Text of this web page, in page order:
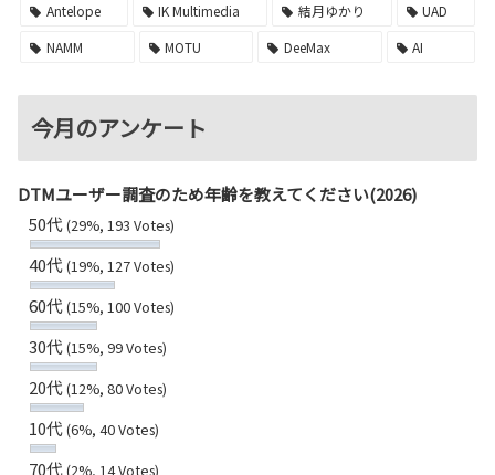
Antelope
IK Multimedia 結月ゆかり
UAD
NAMM
MOTU DeeMax AI
今月のアンケート
DTMユーザー調査のため年齢を教えてください(2026)
50代(29%, 193 Votes)
40代(19%, 127 Votes)
60代(15%, 100 Votes)
30代(15%, 99 Votes)
20代(12%, 80 Votes)
10代(6%, 40 Votes)
70代(2%, 14 Votes)